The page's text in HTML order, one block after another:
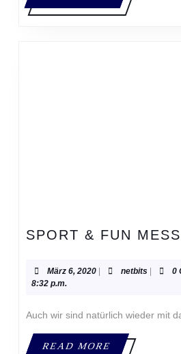
MORE
SPORT & FUN
März 6, 2020März
netbitsnetbits0
8:32 p.m.
Auch wir sind natürlich wieder mit
READ MOREREAD